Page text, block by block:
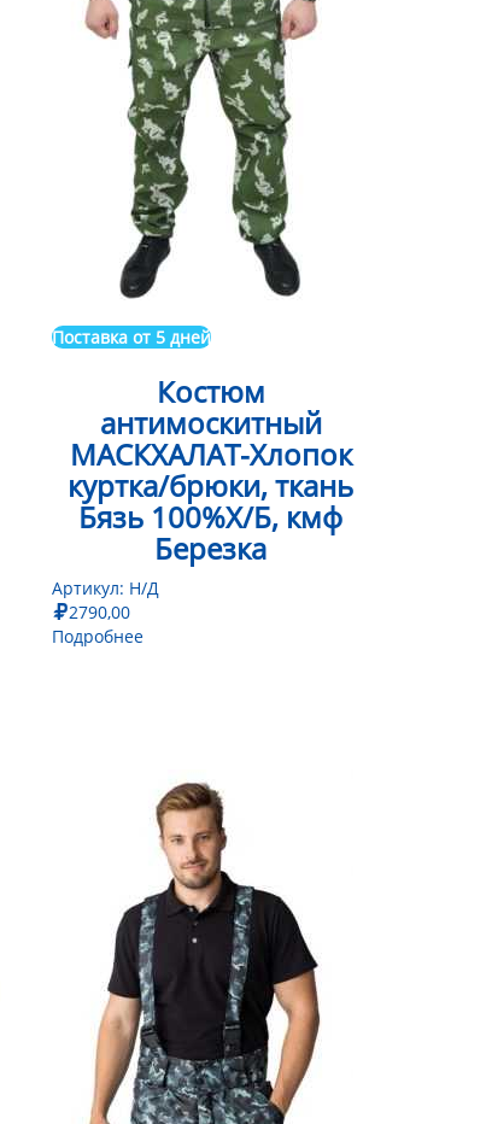
Поставка от 5 дней
Костюм
антимоскитный
МАСКХАЛАТ-Хлопок
куртка/брюки, ткань
Бязь 100%Х/Б, кмф
Березка
Артикул: Н/Д
2790,00
Подробнее